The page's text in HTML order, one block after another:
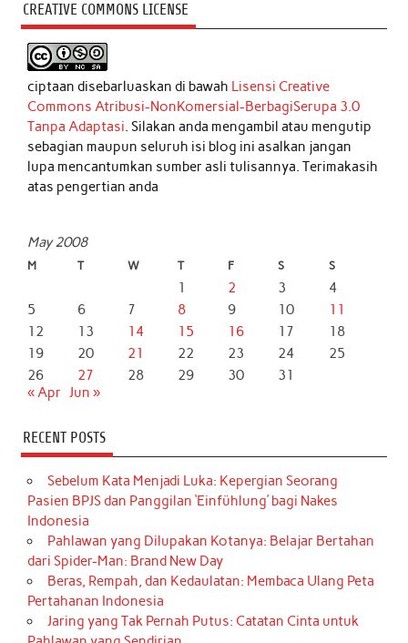
CREATIVE COMMONS LICENSE
ciptaan disebarluaskan di bawah Lisensi Creative
Commons Atribusi-NonKomersial-BerbagiSerupa 3.0
Tanpa Adaptasi. Silakan anda mengambil atau mengutip
sebagian maupun seluruh isi blog ini asalkan jangan
lupa mencantumkan sumber asli tulisannya. Terimakasih
atas pengertian anda
May 2008
M T W T F S S
1 2 3
4
5
6 7 8 9 10
11
12
13 14 15 16 17
18
19
20 21 22 23 24
25
26
27 28 29 30
31
« Apr Jun »
RECENT POSTS
Sebelum Kata Menjadi Luka: Kepergian Seorang
Pasien BPJS dan Panggilan ‘Einfühlung’ bagi Nakes
Indonesia
Pahlawan yang Dilupakan Kotanya: Belajar Bertahan
dari Spider-Man: Brand New Day
Beras, Rempah, dan Kedaulatan: Membaca Ulang Peta
Pertahanan Indonesia
Jaring yang Tak Pernah Putus: Catatan Cinta untuk